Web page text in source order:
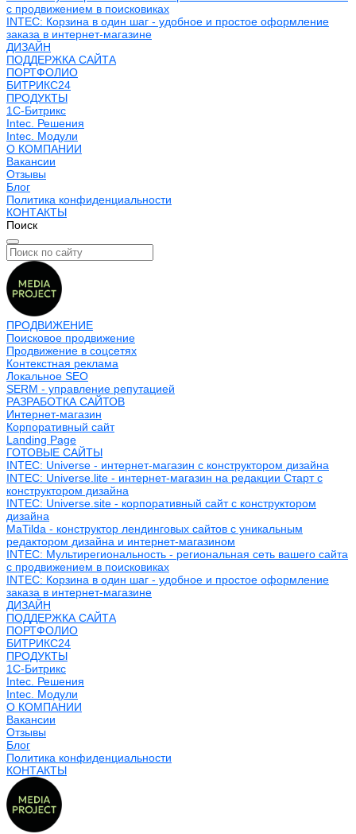
с продвижением в поисковиках
INTEC: Корзина в один шаг - удобное и простое оформление
заказа в интернет-магазине
ДИЗАЙН
ПОДДЕРЖКА САЙТА
ПОРТФОЛИО
БИТРИКС24
ПРОДУКТЫ
1С-Битрикс
Intec. Решения
Intec. Модули
О КОМПАНИИ
Вакансии
Отзывы
Блог
Политика конфиденциальности
КОНТАКТЫ
Поиск
ПРОДВИЖЕНИЕ
Поисковое продвижение
Продвижение в соцсетях
Контекстная реклама
Локальное SEO
SERM - управление репутацией
РАЗРАБОТКА САЙТОВ
Интернет-магазин
Корпоративный сайт
Landing Page
ГОТОВЫЕ САЙТЫ
INTEC: Universe - интернет-магазин с конструктором дизайна
INTEC: Universe.lite - интернет-магазин на редакции Старт с
конструктором дизайна
INTEC: Universe.site - корпоративный сайт с конструктором
дизайна
MaTilda - конструктор лендинговых сайтов с уникальным
редактором дизайна и интернет-магазином
INTEC: Мультирегиональность - региональная сеть вашего сайта
с продвижением в поисковиках
INTEC: Корзина в один шаг - удобное и простое оформление
заказа в интернет-магазине
ДИЗАЙН
ПОДДЕРЖКА САЙТА
ПОРТФОЛИО
БИТРИКС24
ПРОДУКТЫ
1С-Битрикс
Intec. Решения
Intec. Модули
О КОМПАНИИ
Вакансии
Отзывы
Блог
Политика конфиденциальности
КОНТАКТЫ